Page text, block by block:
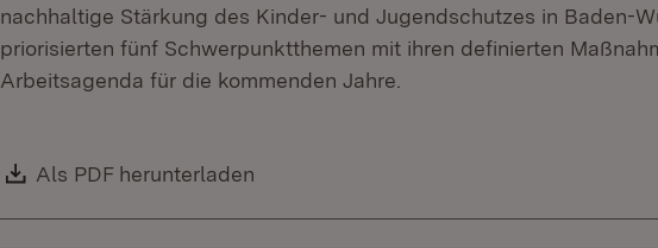
nachhaltige Stärkung des Kinder- und Jugendschutzes in Baden-
priorisierten fünf Schwerpunktthemen mit ihren definierten
Arbeitsagenda für die kommenden Jahre.
Download:
Als PDF herunterladen